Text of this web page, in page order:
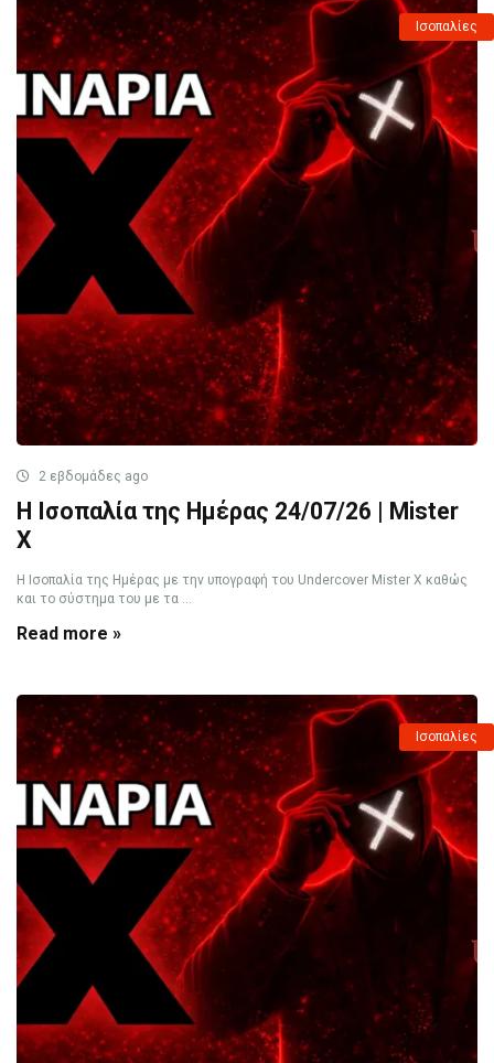
Ισοπαλίες
2 εβδομάδες ago
Η Ισοπαλία της Ημέρας 24/07/26 | Mister
X
Η Ισοπαλία της Ημέρας με την υπογραφή του Undercover Mister X καθώς
και το σύστημα του με τα ...
Read more »
Ισοπαλίες